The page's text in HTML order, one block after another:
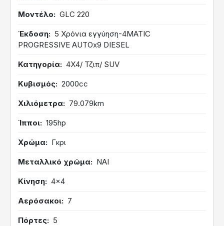
Μοντέλο GLC 220
Έκδοση
5 Χρόνια εγγύηση-4MATIC
PROGRESSIVE AUTOx9 DIESEL
Κατηγορία 4Χ4/ Τζιπ/ SUV
Κυβισμός 2000cc
Χιλιόμετρα 79.079km
Ίπποι 195hp
Χρώμα Γκρι
Μεταλλικό χρώμα ΝΑΙ
Κίνηση 4x4
Αερόσακοι 7
Πόρτες 5